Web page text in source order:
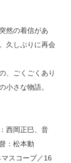
然の着信があ
久しぶりに再会
、ごくごくあり
小さな物語。
西岡正巳、音
：松本動
スコープ／16